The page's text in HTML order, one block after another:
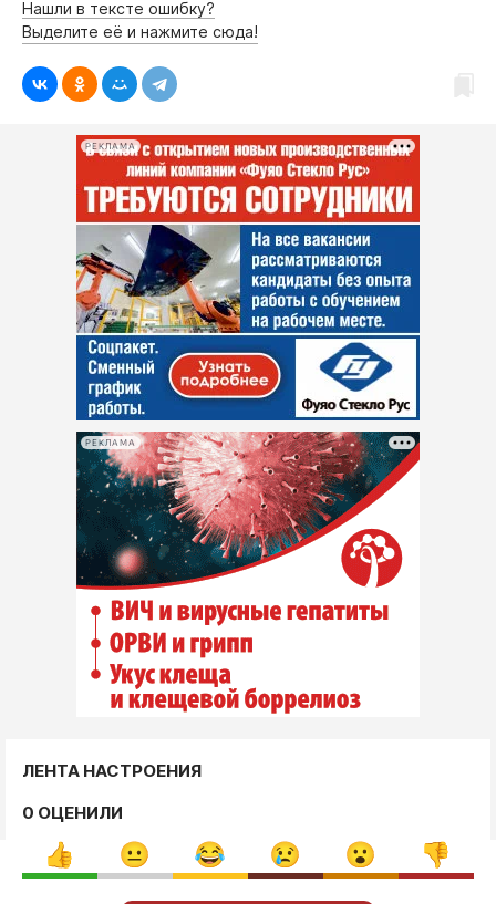
Нашли в тексте ошибку?
Выделите её и нажмите сюда!
РЕКЛАМА
РЕКЛАМА
ЛЕНТА НАСТРОЕНИЯ
0 ОЦЕНИЛИ